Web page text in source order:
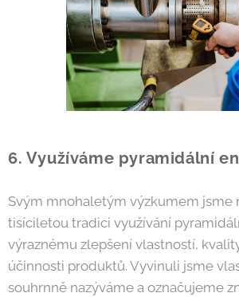
6. Využíváme pyramidální
Svým mnohaletým výzkumem jsme
tisíciletou tradici využívání
výraznému zlepšení vlastností,
účinnosti produktů. Vyvinuli jsme
souhrnně nazýváme a označujeme